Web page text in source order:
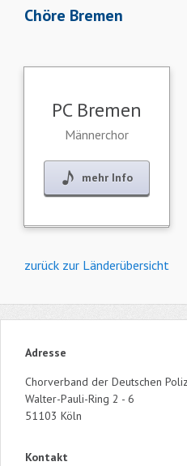
Chöre Bremen
PC Bremen
Männerchor
mehr Info
zurück zur Länderübersicht
Adresse
Chorverband der Deutschen
Walter-Pauli-Ring 2 - 6
51103 Köln
Kontakt